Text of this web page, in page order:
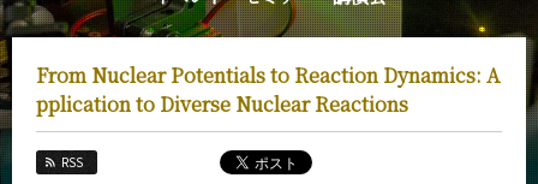
From Nuclear Potentials to Reaction Dynamics: A
pplication to Diverse Nuclear Reactions
RSS
物理学系について
About Us
教育
Education
教員・研究室
Faculty and Laboratories